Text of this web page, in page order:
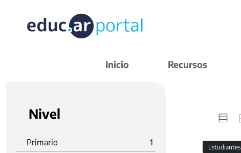
Inicio Recursos
Nivel
Primario
1
Estudiantes